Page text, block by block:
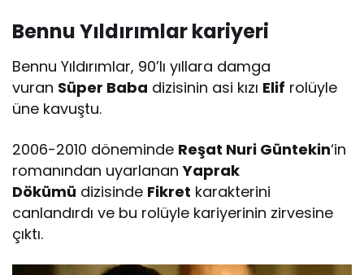
Bennu Yıldırımlar kariyeri
Bennu Yıldırımlar, 90’lı yıllara damga
vuran Süper Baba dizisinin asi kızı Elif rolüyle
üne kavuştu.
2006-2010 döneminde Reşat Nuri Güntekin‘in
romanından uyarlananYaprak
Dökümü dizisinde Fikret karakterini
canlandırdı ve bu rolüyle kariyerinin zirvesine
çıktı.